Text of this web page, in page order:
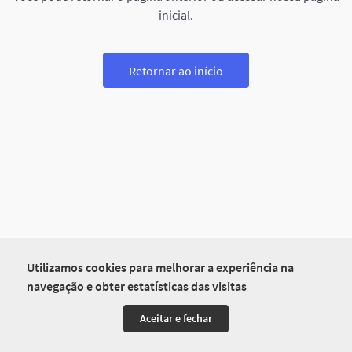
Utilizamos cookies para melhorar a experiência na
navegação e obter estatísticas das visitas
Aceitar e fechar
inicial.
Retornar ao início